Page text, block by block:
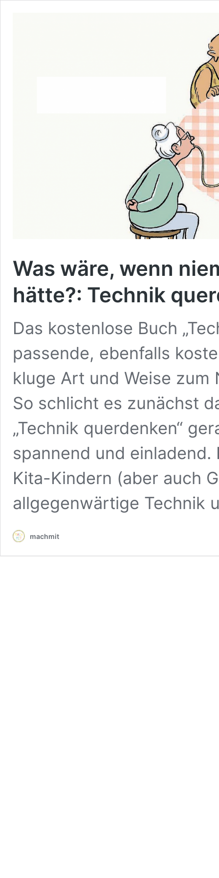
Was wäre, wenn
hätte?: Technik
Das kostenlose Buch
passende, ebenfalls
kluge Art und Weise zum
So schlicht es zunächst
„Technik querdenken“
spannend und
Kita-Kindern (aber auch
allgegenwärtige Technik
machmit